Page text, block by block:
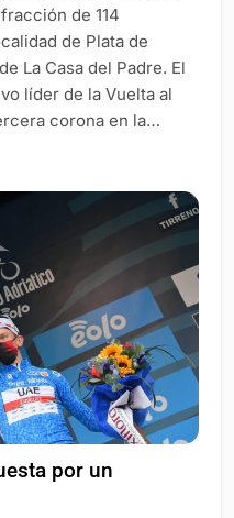
de 114
de Plata de
La Casa del Padre. El
líder de la Vuelta al
corona en la…
por un